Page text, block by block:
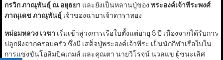
กรวิก ภาณุพันธุ์ ณ อยุธยา และยังเป็นหลานปู่ของ พระองค์เจ้าพีระพงศ์
ภาณุเดช ภาณุพันธุ์ เจ้าของฉายาเจ้าดาราทอง
หม่อมหลวง เวฆา เริ่มเข้าสู่วงการเรือใบตั้งแต่อายุ 8 ปี เนื่องจากได้รับการ
ปลูกฝังจากครอบครัว ซึ่งมี เสด็จปู่พระองค์เจ้าพีระ เป็นนักกีฬาเรือใบใน
การแข่งขันโอลิมปิคเกมส์ และคุณตา นายวิโรจน์ นวลแข ผู้ชนะเลิศ